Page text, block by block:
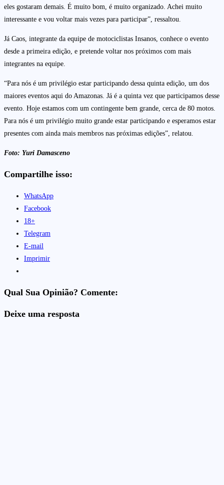
eles gostaram demais. É muito bom, é muito organizado. Achei muito
interessante e vou voltar mais vezes para participar”, ressaltou.
Já Caos, integrante da equipe de motociclistas Insanos, conhece o evento
desde a primeira edição, e pretende voltar nos próximos com mais
integrantes na equipe.
“Para nós é um privilégio estar participando dessa quinta edição, um dos
maiores eventos aqui do Amazonas. Já é a quinta vez que participamos desse
evento. Hoje estamos com um contingente bem grande, cerca de 80 motos.
Para nós é um privilégio muito grande estar participando e esperamos estar
presentes com ainda mais membros nas próximas edições”, relatou.
Foto: Yuri Damasceno
Compartilhe isso:
WhatsApp
Facebook
18+
Telegram
E-mail
Imprimir
Qual Sua Opinião? Comente:
Deixe uma resposta